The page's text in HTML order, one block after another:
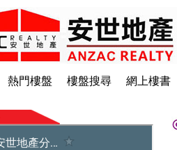
熱門樓盤 樓盤搜尋 網上樓書